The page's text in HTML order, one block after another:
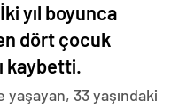
yıl boyunca
dört çocuk
kaybetti.
33 yaşındaki